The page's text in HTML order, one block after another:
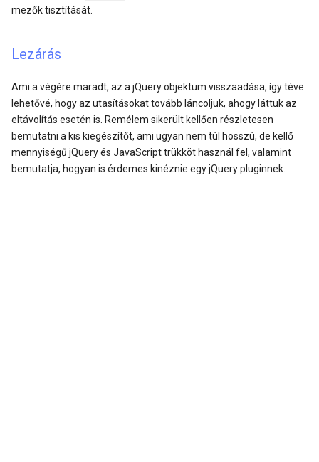
mezők tisztítását.
Lezárás
Ami a végére maradt, az a jQuery objektum visszaadása, így téve
lehetővé, hogy az utasításokat tovább láncoljuk, ahogy láttuk az
eltávolítás esetén is. Remélem sikerült kellően részletesen
bemutatni a kis kiegészítőt, ami ugyan nem túl hosszú, de kellő
mennyiségű jQuery és JavaScript trükköt használ fel, valamint
bemutatja, hogyan is érdemes kinéznie egy jQuery pluginnek.